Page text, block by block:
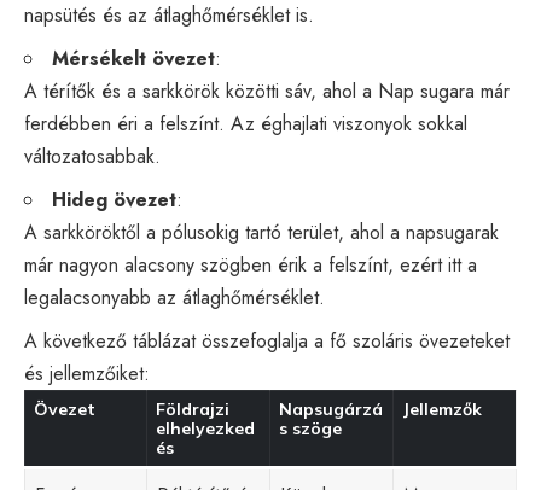
napsütés és az átlaghőmérséklet is.
Mérsékelt övezet:
A térítők és a sarkkörök közötti sáv, ahol a Nap sugara már
ferdébben éri a felszínt. Az éghajlati viszonyok sokkal
változatosabbak.
Hideg övezet:
A sarkköröktől a pólusokig tartó terület, ahol a napsugarak
már nagyon alacsony szögben érik a felszínt, ezért itt a
legalacsonyabb az átlaghőmérséklet.
A következő táblázat összefoglalja a fő szoláris övezeteket
és jellemzőiket:
Övezet
Földrajzi
elhelyezked
és
Napsugárzá
s szöge
Jellemzők